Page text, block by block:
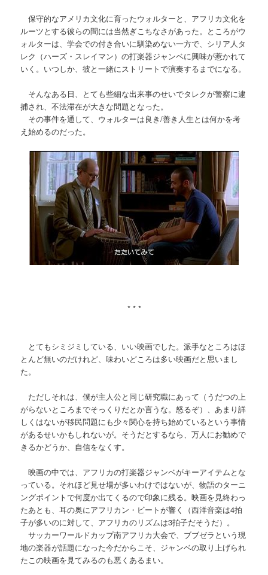
保守的なアメリカ文化に育ったウォルターと、アフリカ文化を
ルーツとする彼らの間には当然ぎこちなさがあった。ところがウ
ォルターは、学会での付き合いに馴染めない一方で、シリア人タ
レク（ハーズ・スレイマン）の打楽器ジャンベに興味が惹かれて
いく。いつしか、彼と一緒にストリートで演奏するまでになる。
そんなある日、とても些細な出来事のせいでタレクが警察に逮
捕され、不法滞在が大きな問題となった。
その事件を通して、ウォルターは良き/善き人生とは何かを考
え始めるのだった。
* * *
とてもシミジミしている、いい映画でした。派手なところはほ
とんど無いのだけれど、味わいどころは多い映画だと思いまし
た。
ただしそれは、僕が主人公と同じ研究職にあって（うだつの上
がらないところまでそっくりだとか言うな。怒るぞ）、あまり詳
しくはないが移民問題にも少々関心を持ち始めているという事情
があるせいかもしれないが。そうだとするなら、万人にお勧めで
きるかどうか、自信をなくす。
映画の中では、アフリカの打楽器ジャンベがキーアイテムとな
っている。それほど見せ場が多いわけではないが、物語のターニ
ングポイントで何度か出てくるので印象に残る。映画を見終わっ
たあとも、耳の奥にアフリカン・ビートが響く（西洋音楽は4拍
子が多いのに対して、アフリカのリズムは3拍子だそうだ）。
サッカーワールドカップ南アフリカ大会で、ブブゼラという現
地の楽器が話題になった今だからこそ、ジャンベの取り上げられ
たこの映画を見てみるのも悪くあるまい。